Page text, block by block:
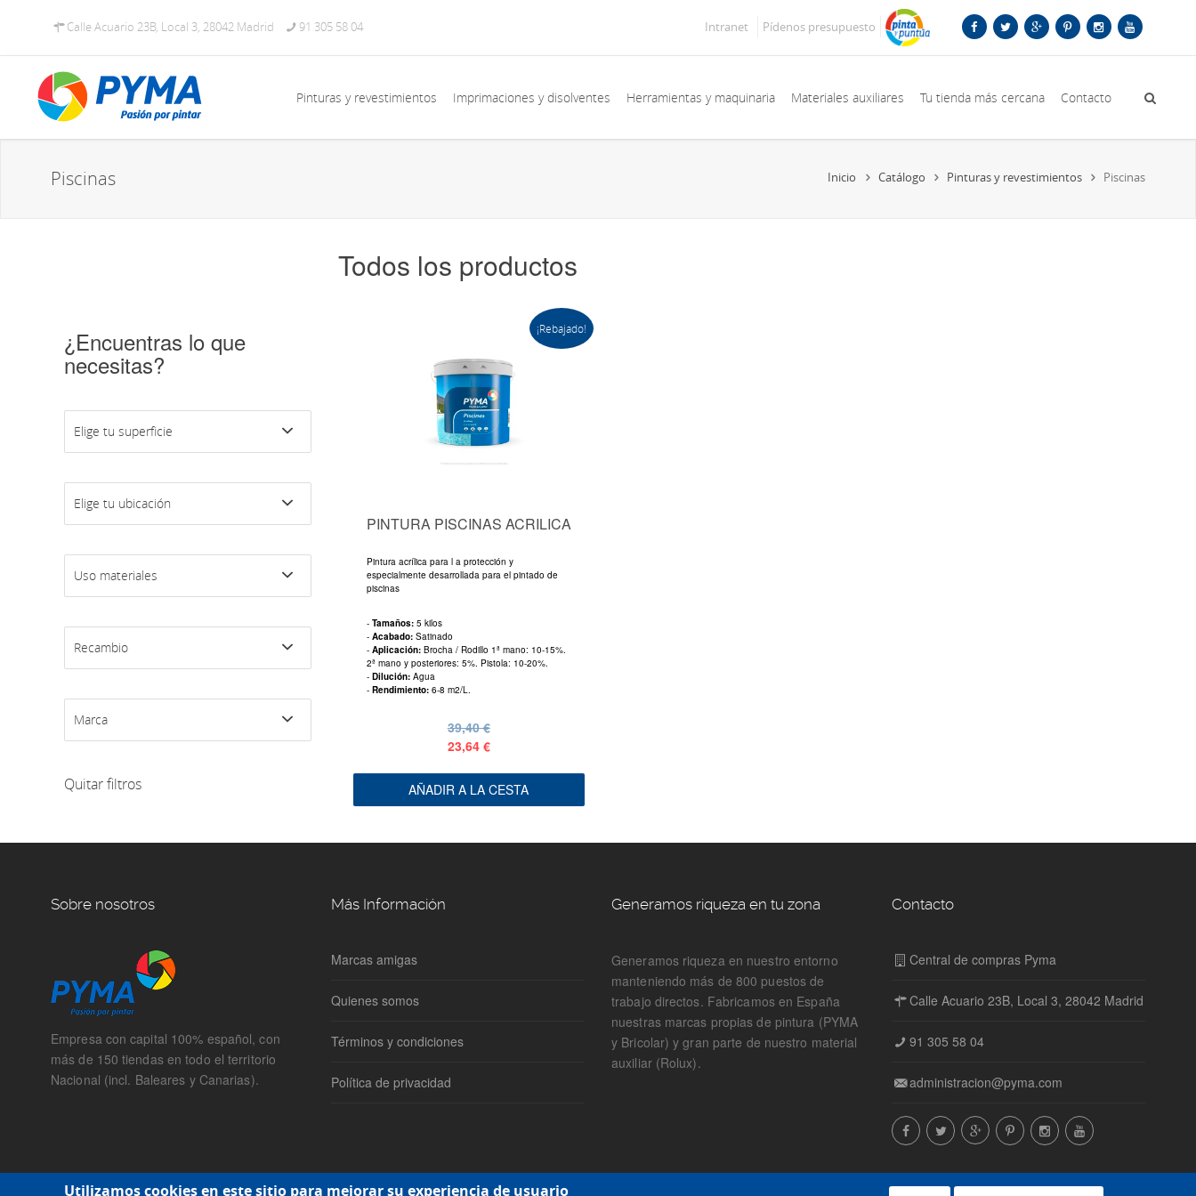
Calle Acuario 23B, Local 3, 28042 Madrid 91 305 58 04 Intranet Pídenos presupuesto
Pinturas y revestimientos Imprimaciones y disolventes Herramientas y maquinaria Materiales auxiliares Tu tienda más cercana Contacto
Piscinas Inicio Catálogo Pinturas y revestimientos Piscinas
Todos los productos
¡Rebajado!
PINTURA PISCINAS ACRILICA
Pintura acrílica para l a protección y
especialmente desarrollada para el pintado de
piscinas
- Tamaños: 5 kilos
- Acabado: Satinado
- Aplicación: Brocha / Rodillo 1ª mano: 10-15%.
2ª mano y posteriores: 5%. Pistola: 10-20%.
- Dilución: Agua
- Rendimiento: 6-8 m2/L.
39,40 €
23,64 €
AÑADIR A LA CESTA
¿Encuentras lo que
necesitas?
Elige tu superficie
Elige tu ubicación
Uso materiales
Recambio
Marca
Quitar filtros
Sobre nosotros
Empresa con capital 100% español, con
más de 150 tiendas en todo el territorio
Nacional (incl. Baleares y Canarias).
Más Información
Marcas amigas
Quienes somos
Términos y condiciones
Política de privacidad
Generamos riqueza en tu zona
Generamos riqueza en nuestro entorno
manteniendo más de 800 puestos de
trabajo directos. Fabricamos en España
nuestras marcas propias de pintura (PYMA
y Bricolar) y gran parte de nuestro material
auxiliar (Rolux).
Contacto
Central de compras Pyma
Calle Acuario 23B, Local 3, 28042 Madrid
91 305 58 04
administracion@pyma.com
Utilizamos cookies en este sitio para mejorar su experiencia de usuario